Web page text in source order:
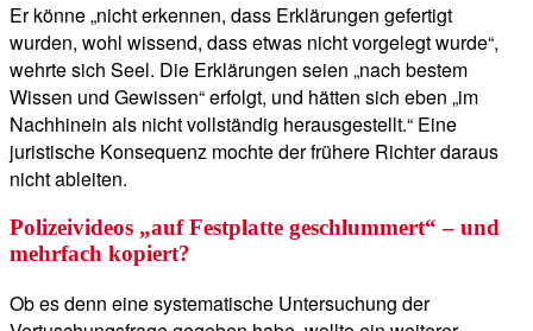
Er könne „nicht erkennen, dass Erklärungen gefertigt
wurden, wohl wissend, dass etwas nicht vorgelegt wurde“,
wehrte sich Seel. Die Erklärungen seien „nach bestem
Wissen und Gewissen“ erfolgt, und hätten sich eben „im
Nachhinein als nicht vollständig herausgestellt.“ Eine
juristische Konsequenz mochte der frühere Richter daraus
nicht ableiten.
Polizeivideos „auf Festplatte geschlummert“ – und
mehrfach kopiert?
Ob es denn eine systematische Untersuchung der